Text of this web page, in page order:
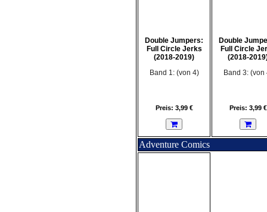
Double Jumpers:
Full Circle Jerks
(2018-2019)
Band 1: (von 4)
Preis: 3,99 €
Double
Full Circle
(2018-
Band 3: (von
Preis: 3,99 €
Adventure Comics